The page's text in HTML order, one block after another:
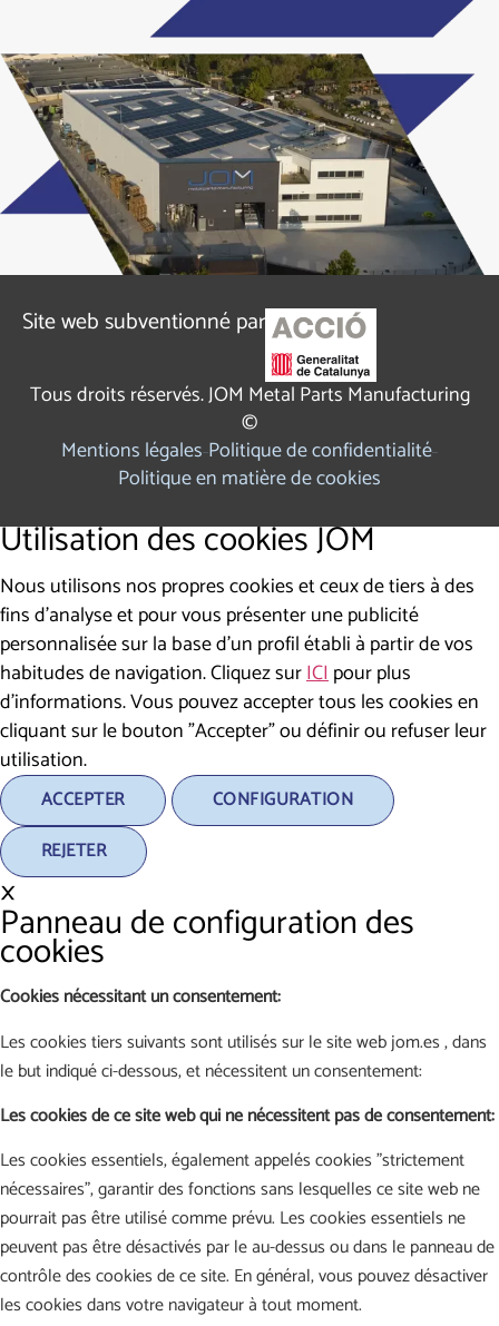
Site web subventionné par
Tous droits réservés. JOM Metal Parts Manufacturing
©
Mentions légales Politique de confidentialité
Politique en matière de cookies
Utilisation des cookies JOM
Nous utilisons nos propres cookies et ceux de tiers à des
fins d'analyse et pour vous présenter une publicité
personnalisée sur la base d'un profil établi à partir de vos
habitudes de navigation. Cliquez surICIpour plus
d'informations. Vous pouvez accepter tous les cookies en
cliquant sur le bouton "Accepter" ou définir ou refuser leur
utilisation.
ACCEPTER
CONFIGURATION
REJETER
×
Panneau de configuration des
cookies
Cookies nécessitant un consentement:
Les cookies tiers suivants sont utilisés sur le site web jom.es , dans
le but indiqué ci-dessous, et nécessitent un consentement:
Les cookies de ce site web qui ne nécessitent pas de consentement:
Les cookies essentiels, également appelés cookies "strictement
nécessaires", garantir des fonctions sans lesquelles ce site web ne
pourrait pas être utilisé comme prévu. Les cookies essentiels ne
peuvent pas être désactivés par le au-dessus ou dans le panneau de
contrôle des cookies de ce site. En général, vous pouvez désactiver
les cookies dans votre navigateur à tout moment.